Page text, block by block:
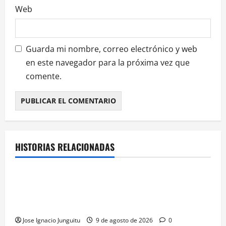
s
Web
Guarda mi nombre, correo electrónico y web
en este navegador para la próxima vez que
comente.
HISTORIAS RELACIONADAS
¿HABLAMOS DE VINO? NOTICIAS
Jose Ignacio Junguitu 9 de agosto de 2026 0